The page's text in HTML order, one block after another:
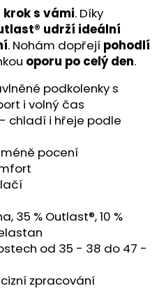
krok s vámi. Díky
udrží ideální
. Nohám dopřejí pohodlí
oporu po celý den.
podkolenky s
i volný čas
chladí i hřeje podle
pocení
35 % Outlast®, 10 %
od 35 - 38 do 47 -
zpracování